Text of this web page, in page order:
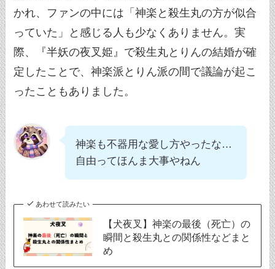
かれ、ファンの中には「神楽と殺生丸の方が似合
っていた」と感じる人も少なくありません。実
際、『半妖の夜叉姫』で殺生丸とりんの結婚が確
定したことで、神楽派とりん派の間で議論が起こ
ったこともありました。
神楽も不器用な愛し方やったな…
自由ってほんま大事やねん
あわせて読みたい
【犬夜叉】神楽の最後（死亡）の
瞬間と殺生丸との関係性などまと
め